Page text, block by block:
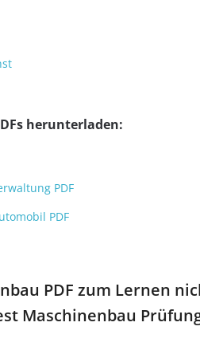
herunterladen:
PDF
PDF
PDF zum Lernen
Maschinenbau